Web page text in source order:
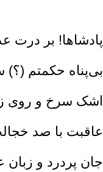
پادشاها! بر درت
بی‌پناه حکمتم (؟)
اشک سرخ و روی
عاقبت با صد
جان پردرد و زبان